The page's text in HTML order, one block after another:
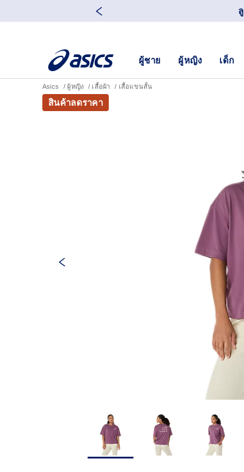
ผู้ชาย ผู้หญิง เด็ก
Asics ผู้หญิง เสื้อผ้า เสื้อแขนสั้น
สินค้าลดราคา